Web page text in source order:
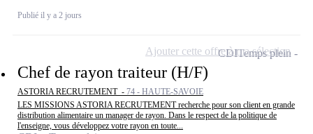
Publié il y a 2 jours
Chef de rayon traiteur (H/F)
ASTORIA RECRUTEMENT - 74 - HAUTE-SAVOIE
LES MISSIONS ASTORIA RECRUTEMENT recherche pour son client en grande
distribution alimentaire un manager de rayon. Dans le respect de la politique de
l'enseigne, vous développez votre rayon en toute...
CDITemps plein
Ajouter cette offre à ma sélection